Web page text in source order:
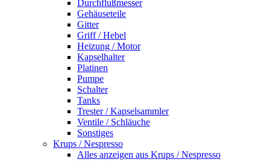
Durchflußmesser
Gehäuseteile
Gitter
Griff / Hebel
Heizung / Motor
Kapselhalter
Platinen
Pumpe
Schalter
Tanks
Trester / Kapselsammler
Ventile / Schläuche
Sonstiges
Krups / Nespresso
Alles anzeigen aus Krups / Nespresso